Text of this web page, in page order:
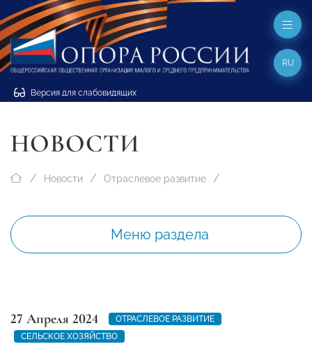
Версия для слабовидящих
RU
НОВОСТИ
Новости Отраслевое развитие
Меню раздела
27 Апреля 2024
ОТРАСЛЕВОЕ РАЗВИТИЕ
СЕЛЬСКОЕ ХОЗЯЙСТВО